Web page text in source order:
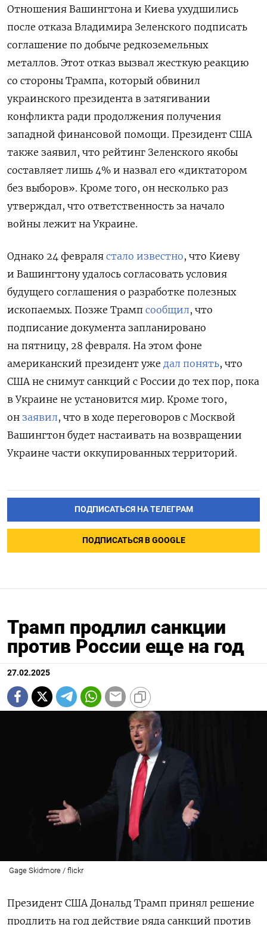
Отношения Вашингтона и Киева ухудшились
после отказа Владимира Зеленского подписать
соглашение по добыче редкоземельных
металлов. Этот отказ вызвал жесткую реакцию
со стороны Трампа, который обвинил
украинского президента в затягивании
конфликта ради продолжения получения
западной финансовой помощи. Президент США
также заявил, что рейтинг Зеленского якобы
составляет лишь 4% и назвал его «диктатором
без выборов». Кроме того, он несколько раз
утверждал, что ответственность за начало
войны лежит на Украине.
Однако 24 февраля стало известно, что Киеву
и Вашингтону удалось согласовать условия
будущего соглашения о разработке полезных
ископаемых. Позже Трамп сообщил, что
подписание документа запланировано
на пятницу, 28 февраля. На этом фоне
американский президент уже дал понять, что
США не снимут санкций с России до тех пор, пока
в Украине не установится мир. Кроме того,
он заявил, что в ходе переговоров с Москвой
Вашингтон будет настаивать на возвращении
Украине части оккупированных территорий.
ПОДПИСАТЬСЯ НА ТЕЛЕГРАМ
ПОДПИСАТЬСЯ В GOOGLE
Трамп продлил санкции
против России еще на год
27.02.2025
Gage Skidmore / flickr
Президент США Дональд Трамп принял решение
продлить на год действие ряда санкций против